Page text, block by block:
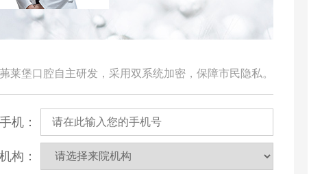
莱堡口腔自主研发，采用双系统加密，保障市民隐私。
手机：
机构：